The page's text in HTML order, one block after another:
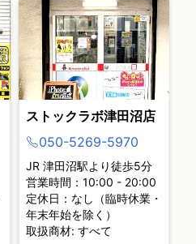
ストックラボ津田沼店
050-5269-5970
JR 津田沼駅より徒歩5分
営業時間：10:00 - 20:00
定休日：なし（臨時休業・
年末年始を除く）
取扱商材: すべて